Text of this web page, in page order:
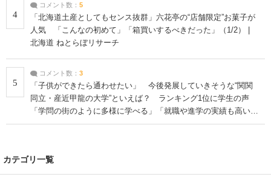
4
コメント数： 5
「北海道土産としてもセンス抜群」六花亭の“店舗限定”お菓子が
人気 「こんなの初めて」「箱買いするべきだった」（1/2） |
北海道 ねとらぼリサーチ
5
コメント数： 3
「子供ができたら通わせたい」 今後発展していきそうな“関関
同立・産近甲龍の大学”といえば？ ランキング1位に学生の声
「学問の街のように多様に学べる」「就職や進学の実績も高い」
| 大学 ねとらぼリサーチ
カテゴリ一覧